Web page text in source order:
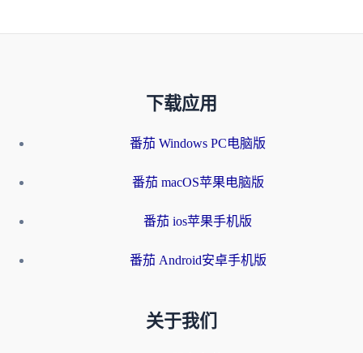
下载应用
番茄 Windows PC电脑版
番茄 macOS苹果电脑版
番茄 ios苹果手机版
番茄 Android安卓手机版
关于我们